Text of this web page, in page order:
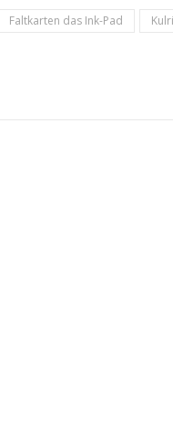
Faltkarten das Ink-Pad